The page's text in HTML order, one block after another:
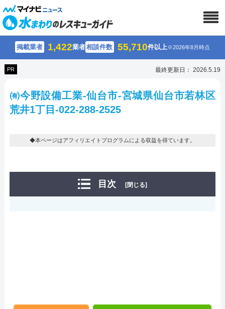
掲載業者 1,422業者相談件数 55,710件以上※2026年8月時点
PR 最終更新日： 2026.5.19
㈲今野設備工業-仙台市-宮城県仙台市若林区
荒井1丁目-022-288-2525
◆本ページはアフィリエイトプログラムによる収益を得ています。
目次 [閉じる]